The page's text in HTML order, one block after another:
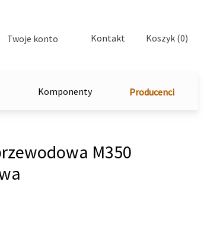
Twoje konto Kontakt Koszyk (0)
Komponenty Producenci
M350